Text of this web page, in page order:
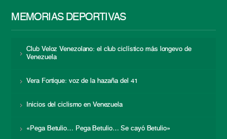
MEMORIAS DEPORTIVAS
Club Veloz Venezolano: el club ciclístico más longevo de
Venezuela
Vera Fortique: voz de la hazaña del 41
Inicios del ciclismo en Venezuela
«Pega Betulio… Pega Betulio… Se cayó Betulio»